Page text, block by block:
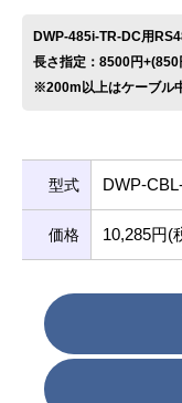
DWP-485i-TR-DC用
長さ指定：8500円+(850
※200m以上はケーブル
型式 DWP-
価格 10,285円(